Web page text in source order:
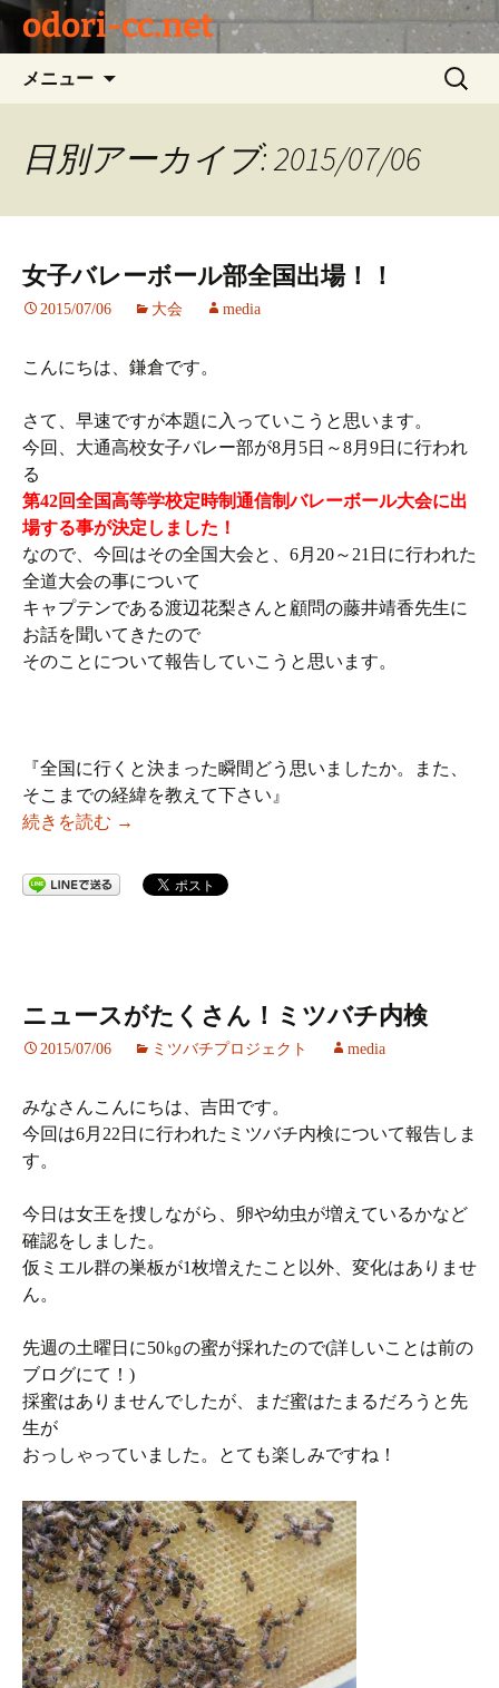
odori-cc.net
メニュー
ン
ッ
検
索:
日別アーカイブ: 2015/07/06
女子バレーボール部全国出場！！
2015/07/06 大会 media
こんにちは、鎌倉です。
さて、早速ですが本題に入っていこうと思います。
今回、大通高校女子バレー部が8月5日～8月9日に行われ
る
第42回全国高等学校定時制通信制バレーボール大会に出
場する事が決定しました！
なので、今回はその全国大会と、6月20～21日に行われた
全道大会の事について
キャプテンである渡辺花梨さんと顧問の藤井靖香先生に
お話を聞いてきたので
そのことについて報告していこうと思います。
『全国に行くと決まった瞬間どう思いましたか。また、
そこまでの経緯を教えて下さい』
続きを読む 女子バレーボール部全国出場！！
→
ニュースがたくさん！ミツバチ内検
2015/07/06 ミツバチプロジェクト media
みなさんこんにちは、吉田です。
今回は6月22日に行われたミツバチ内検について報告しま
す。
今日は女王を捜しながら、卵や幼虫が増えているかなど
確認をしました。
仮ミエル群の巣板が1枚増えたこと以外、変化はありませ
ん。
先週の土曜日に50㎏の蜜が採れたので(詳しいことは前の
ブログにて！)
採蜜はありませんでしたが、まだ蜜はたまるだろうと先
生が
おっしゃっていました。とても楽しみですね！